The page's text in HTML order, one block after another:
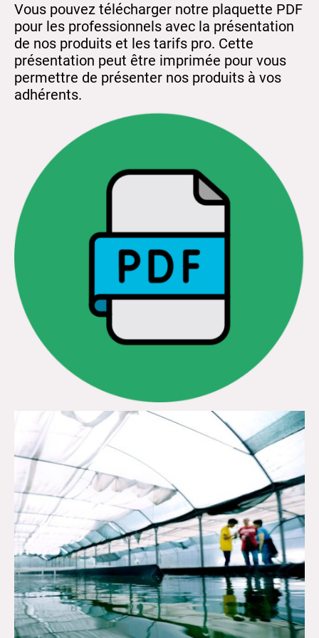
Vous pouvez télécharger notre plaquette PDF
pour les professionnels avec la présentation
de nos produits et les tarifs pro. Cette
présentation peut être imprimée pour vous
permettre de présenter nos produits à vos
adhérents.